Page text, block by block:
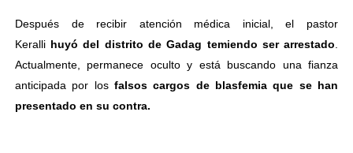
Después de recibir atención médica inicial, el pastor
Keralli huyó del distrito de Gadag temiendo ser arrestado
Actualmente, permanece oculto y está buscando una fianza
anticipada por los falsos cargos de blasfemia que se han
presentado en su contra.